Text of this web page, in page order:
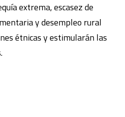
extrema, escasez de
y desempleo rural
étnicas y estimularán las